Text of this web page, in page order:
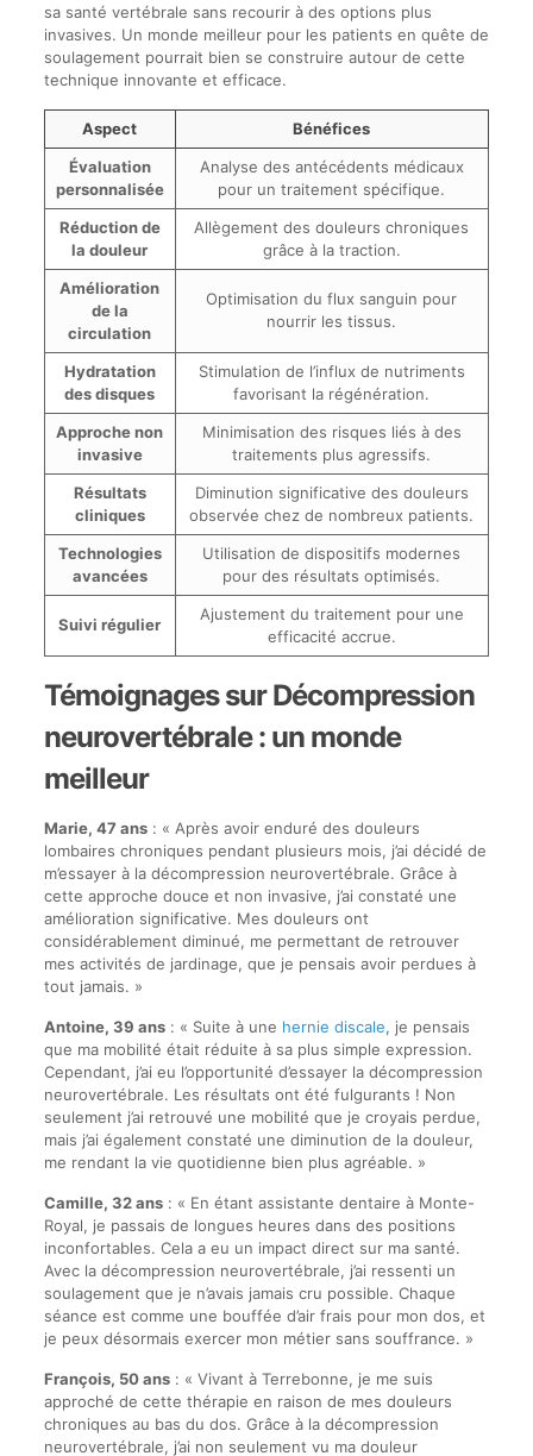
sa santé vertébrale sans recourir à des options plus
invasives. Un monde meilleur pour les patients en quête de
soulagement pourrait bien se construire autour de cette
technique innovante et efficace.
Aspect
Bénéfices
Évaluation
personnalisée
Analyse des antécédents médicaux
pour un traitement spécifique.
Réduction de
la douleur
Allègement des douleurs chroniques
grâce à la traction.
Amélioration
de la
circulation
Optimisation du flux sanguin pour
nourrir les tissus.
Hydratation
des disques
Stimulation de l’influx de nutriments
favorisant la régénération.
Approche non
invasive
Minimisation des risques liés à des
traitements plus agressifs.
Résultats
cliniques
Diminution significative des douleurs
observée chez de nombreux patients.
Technologies
avancées
Utilisation de dispositifs modernes
pour des résultats optimisés.
Suivi régulier
Ajustement du traitement pour une
efficacité accrue.
Témoignages sur Décompression
neurovertébrale : un monde
meilleur
Marie, 47 ans: « Après avoir enduré des douleurs
lombaires chroniques pendant plusieurs mois, j’ai décidé de
m’essayer à la décompression neurovertébrale. Grâce à
cette approche douce et non invasive, j’ai constaté une
amélioration significative. Mes douleurs ont
considérablement diminué, me permettant de retrouver
mes activités de jardinage, que je pensais avoir perdues à
tout jamais. »
Antoine, 39 ans: « Suite à une hernie discale, je pensais
que ma mobilité était réduite à sa plus simple expression.
Cependant, j’ai eu l’opportunité d’essayer la décompression
neurovertébrale. Les résultats ont été fulgurants ! Non
seulement j’ai retrouvé une mobilité que je croyais perdue,
mais j’ai également constaté une diminution de la douleur,
me rendant la vie quotidienne bien plus agréable. »
Camille, 32 ans: « En étant assistante dentaire à Monte-
Royal, je passais de longues heures dans des positions
inconfortables. Cela a eu un impact direct sur ma santé.
Avec la décompression neurovertébrale, j’ai ressenti un
soulagement que je n’avais jamais cru possible. Chaque
séance est comme une bouffée d’air frais pour mon dos, et
je peux désormais exercer mon métier sans souffrance. »
François, 50 ans: « Vivant à Terrebonne, je me suis
approché de cette thérapie en raison de mes douleurs
chroniques au bas du dos. Grâce à la décompression
neurovertébrale, j’ai non seulement vu ma douleur